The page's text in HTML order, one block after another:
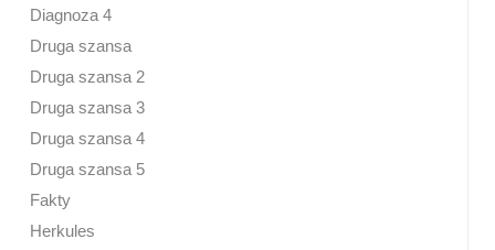
Diagnoza 4
Druga szansa
Druga szansa 2
Druga szansa 3
Druga szansa 4
Druga szansa 5
Fakty
Herkules